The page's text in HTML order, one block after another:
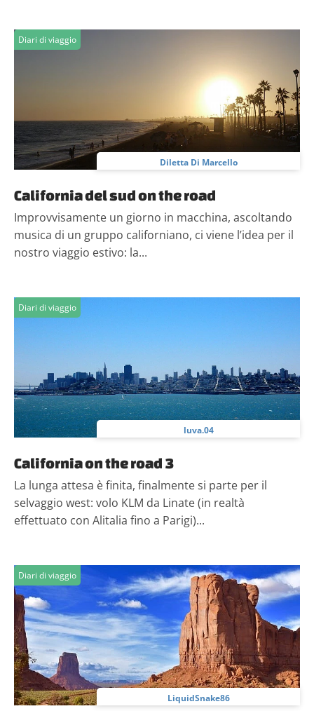
Diari di viaggio
Diletta Di Marcello
California del sud on the road
Improvvisamente un giorno in macchina, ascoltando
musica di un gruppo californiano, ci viene l’idea per il
nostro viaggio estivo: la...
Diari di viaggio
luva.04
California on the road 3
La lunga attesa è finita, finalmente si parte per il
selvaggio west: volo KLM da Linate (in realtà
effettuato con Alitalia fino a Parigi)...
Diari di viaggio
LiquidSnake86